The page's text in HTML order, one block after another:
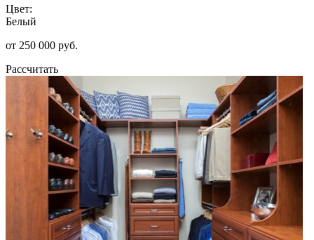
Цвет:
Белый
от 250 000 руб.
Рассчитать